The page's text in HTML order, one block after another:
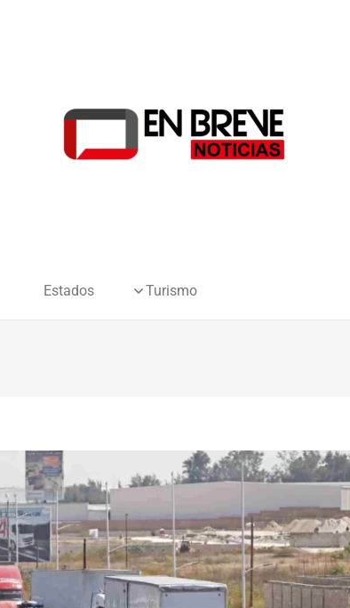
Estados Turismo